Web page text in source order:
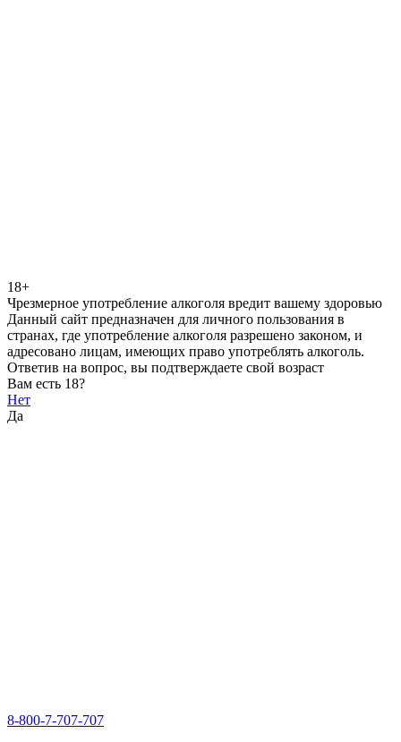
18+
Чрезмерное употребление алкоголя вредит вашему здоровью
Данный сайт предназначен для личного пользования в
странах, где употребление алкоголя разрешено законом, и
адресовано лицам, имеющих право употреблять алкоголь.
Ответив на вопрос, вы подтверждаете свой возраст
Вам есть 18?
Нет
Да
8-800-7-707-707